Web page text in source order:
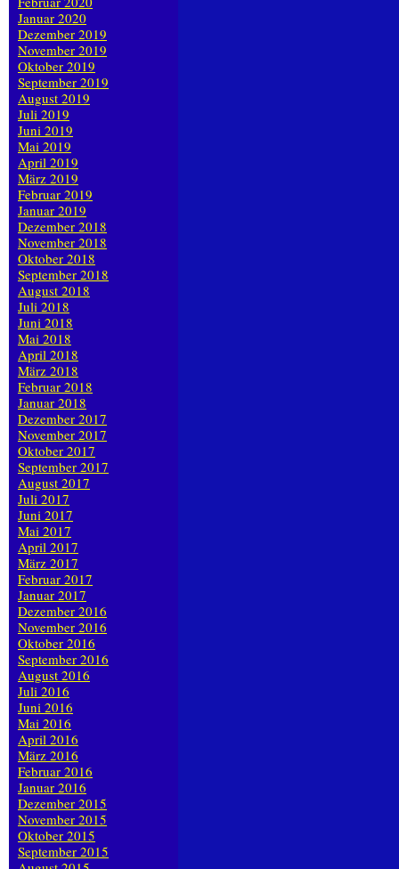
Januar 2020
Dezember 2019
November 2019
Oktober 2019
September 2019
August 2019
Juli 2019
Juni 2019
Mai 2019
April 2019
März 2019
Februar 2019
Januar 2019
Dezember 2018
November 2018
Oktober 2018
September 2018
August 2018
Juli 2018
Juni 2018
Mai 2018
April 2018
März 2018
Februar 2018
Januar 2018
Dezember 2017
November 2017
Oktober 2017
September 2017
August 2017
Juli 2017
Juni 2017
Mai 2017
April 2017
März 2017
Februar 2017
Januar 2017
Dezember 2016
November 2016
Oktober 2016
September 2016
August 2016
Juli 2016
Juni 2016
Mai 2016
April 2016
März 2016
Februar 2016
Januar 2016
Dezember 2015
November 2015
Oktober 2015
September 2015